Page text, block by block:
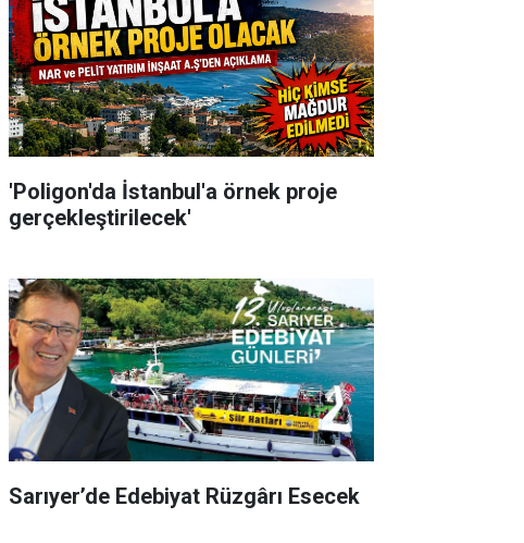
'Poligon'da İstanbul'a örnek proje
gerçekleştirilecek'
Sarıyer’de Edebiyat Rüzgârı Esecek